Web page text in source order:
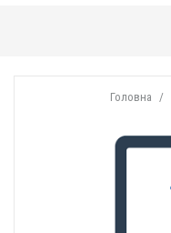
Головна